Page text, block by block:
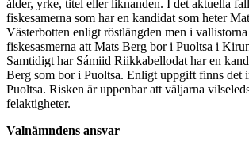
ålder, yrke, titel eller liknanden. I det aktuella
fiskesamerna som har en kandidat som heter
Västerbotten enligt röstlängden men i
fiskesasmerna att Mats Berg bor i Puoltsa i
Samtidigt har Sámiid Riikkabellodat har en
Berg som bor i Puoltsa. Enligt uppgift finns det
Puoltsa. Risken är uppenbar att väljarna
felaktigheter.
Valnämndens ansvar